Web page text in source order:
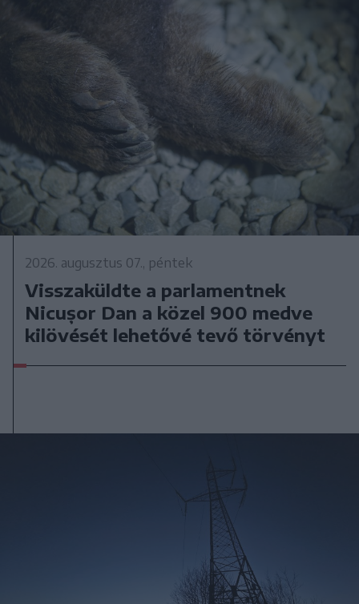
2026. augusztus 07., péntek
Visszaküldte a parlamentnek
Nicușor Dan a közel 900 medve
kilövését lehetővé tevő törvényt